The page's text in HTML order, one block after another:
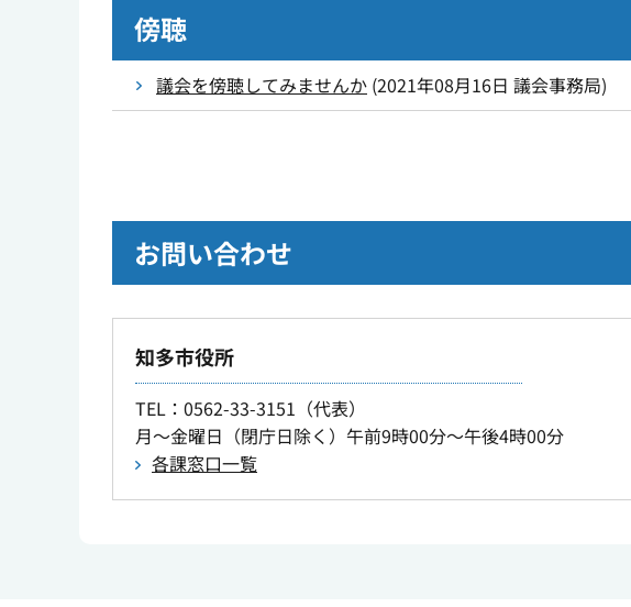
傍聴
議会を傍聴してみませんか (2021年08月16日 議会事務局)
お問い合わせ
知多市役所
TEL ：0562-33-3151（代表）
月～金曜日（閉庁日除く）午前9時00分～午後4時00分
各課窓口一覧